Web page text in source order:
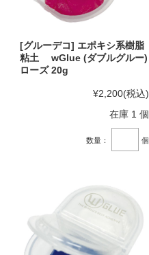
[グルーデコ] エポキシ系樹脂
粘土 wGlue (ダブルグルー)
ローズ 20g
¥2,200(税込)
在庫 1 個
数量： 個